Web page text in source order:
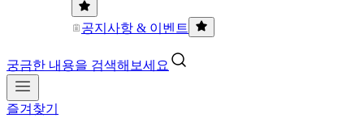
공지사항 & 이벤트
궁금한 내용을 검색해보세요
즐겨찾기